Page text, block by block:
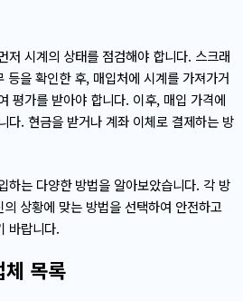
저 시계의 상태를 점검해야 합니다. 스크래
등을 확인한 후, 매입처에 시계를 가져가거
평가를 받아야 합니다. 이후, 매입 가격에
다. 현금을 받거나 계좌 이체로 결제하는 방
하는 다양한 방법을 알아보았습니다. 각 방
상황에 맞는 방법을 선택하여 안전하고
바랍니다.
체 목록